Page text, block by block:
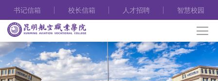
书记信箱 校长信箱 人才招聘 智慧校园